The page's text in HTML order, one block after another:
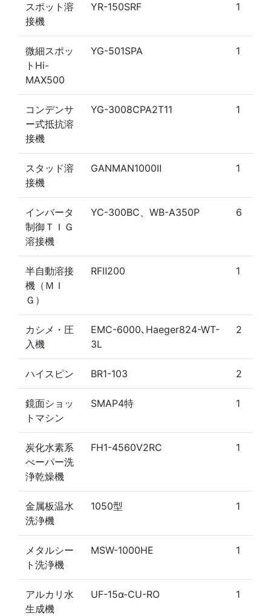
スポット溶
接機
YR-150SRF 1
微細スポッ
トHi-
MAX500
YG-501SPA 1
コンデンサ
ー式抵抗溶
接機
YG-3008CPA2T11 1
スタッド溶
接機
GANMAN1000Ⅱ 1
インバータ
制御ＴＩＧ
溶接機
YC-300BC、WB-A350P 6
半自動溶接
機（ＭＩ
Ｇ）
RFⅡ200 1
カシメ・圧
入機
EMC-6000､Haeger824-WT-
3L
2
ハイスピン BR1-103 2
鏡面ショッ
トマシン
SMAP4特 1
炭化水素系
べーパー洗
浄乾燥機
FH1-4560V2RC 1
金属板温水
洗浄機
1050型 1
メタルシー
ト洗浄機
MSW-1000HE 1
アルカリ水
生成機
UF-15α-CU-RO 1